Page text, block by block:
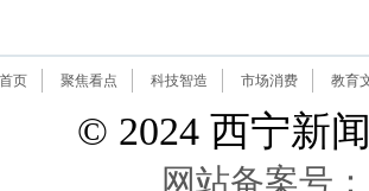
首页 聚焦看点 科技智造 市场消费 教育
© 2024 西宁新
网站备案号：